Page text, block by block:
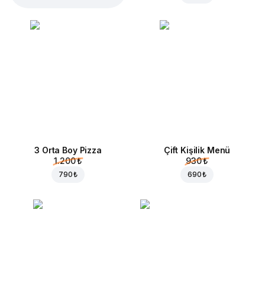
3 Orta Boy Pizza
1.200 ₺
790 ₺
Çift Kişilik Menü
930 ₺
690 ₺